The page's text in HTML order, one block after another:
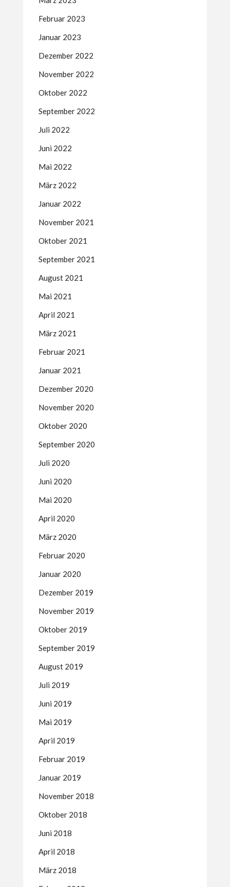
Februar 2023
Januar 2023
Dezember 2022
November 2022
Oktober 2022
September 2022
Juli 2022
Juni 2022
Mai 2022
März 2022
Januar 2022
November 2021
Oktober 2021
September 2021
August 2021
Mai 2021
April 2021
März 2021
Februar 2021
Januar 2021
Dezember 2020
November 2020
Oktober 2020
September 2020
Juli 2020
Juni 2020
Mai 2020
April 2020
März 2020
Februar 2020
Januar 2020
Dezember 2019
November 2019
Oktober 2019
September 2019
August 2019
Juli 2019
Juni 2019
Mai 2019
April 2019
Februar 2019
Januar 2019
November 2018
Oktober 2018
Juni 2018
April 2018
März 2018